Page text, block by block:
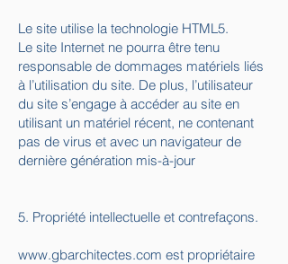
Le site utilise la technologie HTML5.
Le site Internet ne pourra être tenu
responsable de dommages matériels liés
à l’utilisation du site. De plus, l’utilisateur
du site s’engage à accéder au site en
utilisant un matériel récent, ne contenant
pas de virus et avec un navigateur de
dernière génération mis-à-jour
5. Propriété intellectuelle et contrefaçons.
www.gbarchitectes.com est propriétaire